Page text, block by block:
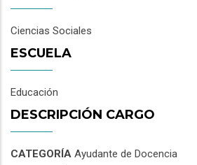
Ciencias Sociales
ESCUELA
Educación
DESCRIPCIÓN CARGO
CATEGORÍA Ayudante de Docencia